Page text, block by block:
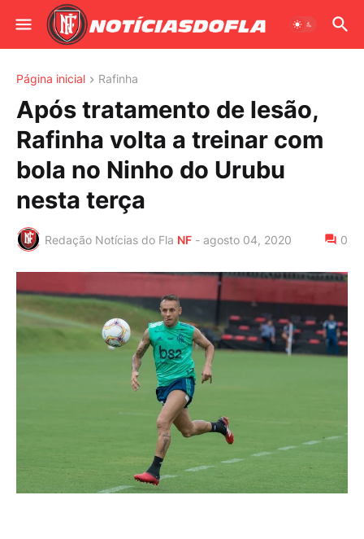
Página inicial Rafinha
Após tratamento de lesão,
Rafinha volta a treinar com
bola no Ninho do Urubu
nesta terça
Redação Notícias do Fla NF - agosto 04, 2020 0